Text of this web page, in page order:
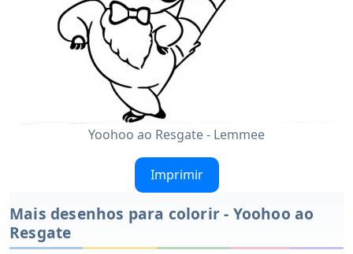
Yoohoo ao Resgate - Lemmee
Imprimir
Mais desenhos para colorir - Yoohoo ao
Resgate